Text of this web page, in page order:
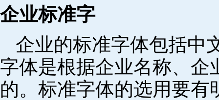
企业标准字
企业的标准字体包括中
字体是根据企业名称、企
的。标准字体的选用要